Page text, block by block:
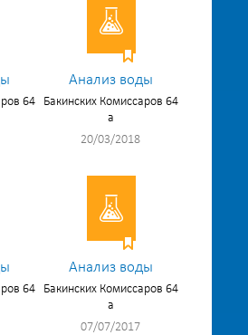
64
Анализ воды
Бакинских Комиссаров 64
а
20/03/2018
64
Анализ воды
Бакинских Комиссаров 64
а
07/07/2017